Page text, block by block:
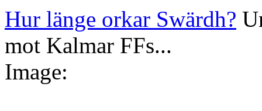
Hur länge orkar Swärdh?
mot Kalmar FFs...
Image: